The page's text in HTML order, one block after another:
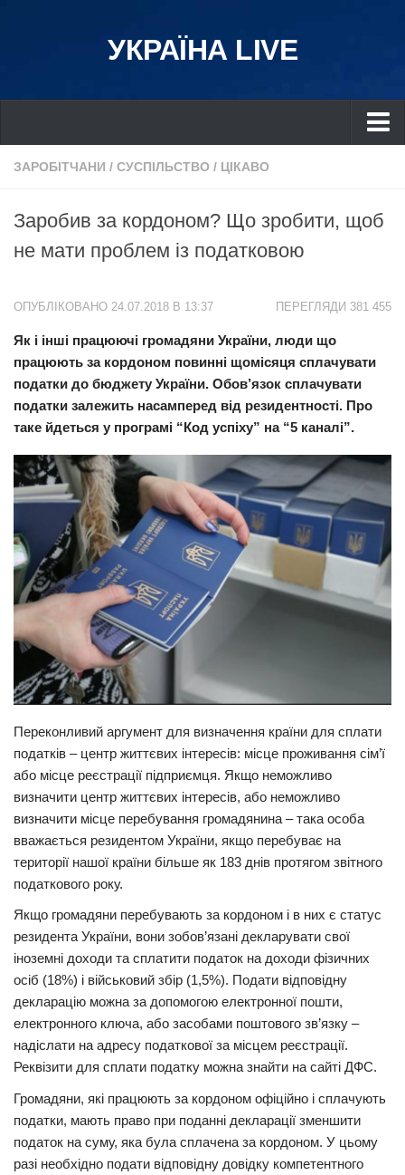
УКРАЇНА LIVE
Україна
Дніпро
Львів
Харків
Донбас
Схід
Прикарпаття
Економіка
Політика
Світ
Цікаво
Наука
Технології
Історії
Рецепти
Здоров’я
Події
Трагедії
Курйози
Культура
Шоу-біз
#Війна
ЗАРОБІТЧАНИ / СУСПІЛЬСТВО / ЦІКАВО
Заробив за кордоном? Що зробити, щоб
не мати проблем із податковою
ПЕРЕГЛЯДИ 381 455
ОПУБЛІКОВАНО 24.07.2018 В 13:37
Як і інші працюючі громадяни України, люди що
працюють за кордоном повинні щомісяця сплачувати
податки до бюджету України. Обов’язок сплачувати
податки залежить насамперед від резидентності. Про
таке йдеться у програмі “Код успіху” на “5 каналі”.
Переконливий аргумент для визначення країни для сплати
податків – центр життєвих інтересів: місце проживання сім’ї
або місце реєстрації підприємця. Якщо неможливо
визначити центр життєвих інтересів, або неможливо
визначити місце перебування громадянина – така особа
вважається резидентом України, якщо перебуває на
території нашої країни більше як 183 днів протягом звітного
податкового року.
Якщо громадяни перебувають за кордоном і в них є статус
резидента України, вони зобов’язані декларувати свої
іноземні доходи та сплатити податок на доходи фізичних
осіб (18%) і військовий збір (1,5%). Подати відповідну
декларацію можна за допомогою електронної пошти,
електронного ключа, або засобами поштового зв’язку –
надіслати на адресу податкової за місцем реєстрації.
Реквізити для сплати податку можна знайти на сайті ДФС.
Громадяни, які працюють за кордоном офіційно і сплачують
податки, мають право при поданні декларації зменшити
податок на суму, яка була сплачена за кордоном. У цьому
разі необхідно подати відповідну довідку компетентного